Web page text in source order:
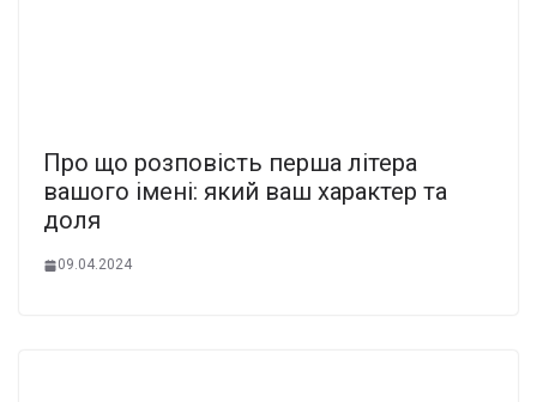
Про що розповість перша літера
вашого імені: який ваш характер та
доля
09.04.2024